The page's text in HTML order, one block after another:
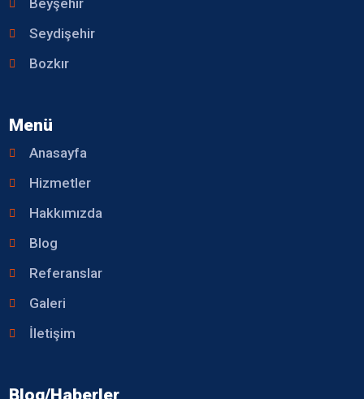
Seydişehir
Bozkır
Menü
Anasayfa
Hizmetler
Hakkımızda
Blog
Referanslar
Galeri
İletişim
Blog/Haberler